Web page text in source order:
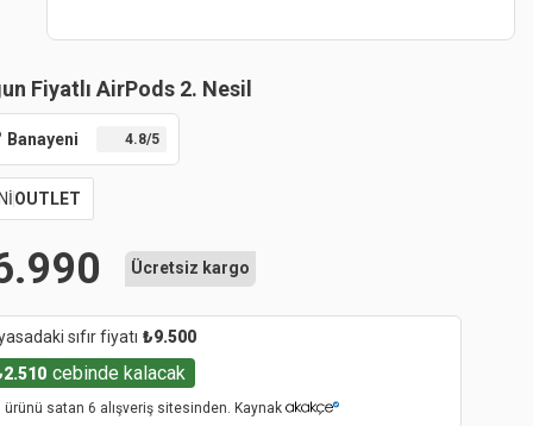
Fiyatlı AirPods 2. Nesil
Banayeni 4.8/5
OUTLET
Ücretsiz kargo
sıfır fiyatı ₺9.500
2.510 cebinde kalacak
ürünü satan 6 alışveriş sitesinden. Kaynak